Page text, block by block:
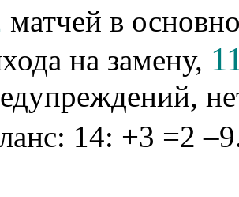
матчей в
на замену,
14: +3 =2